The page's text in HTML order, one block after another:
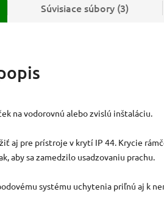
Súvisiace súbory (3)
na vodorovnú alebo zvislú inštaláciu.
aj pre prístroje v krytí IP 44. Krycie
aby sa zamedzilo usadzovaniu prachu.
systému uchytenia priľnú aj k